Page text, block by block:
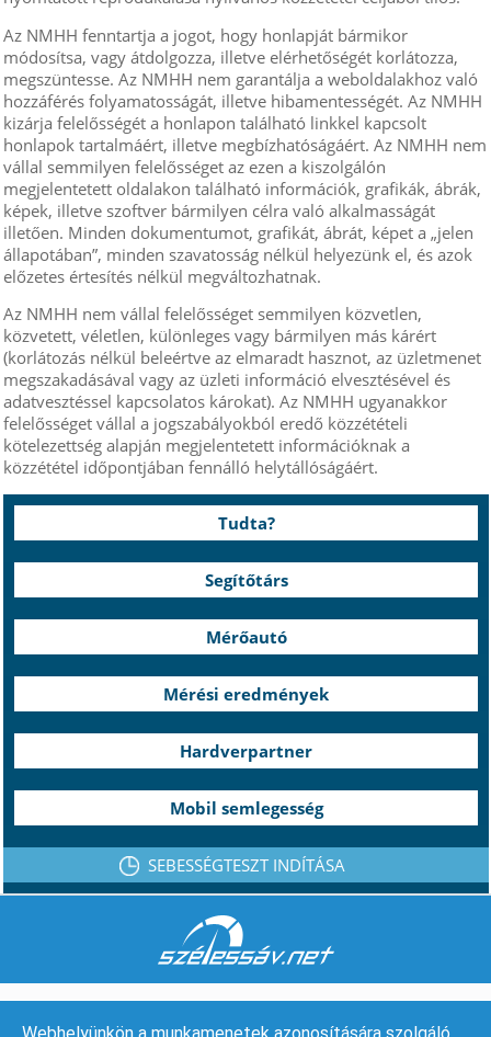
Az NMHH fenntartja a jogot, hogy honlapját bármikor
módosítsa, vagy átdolgozza, illetve elérhetőségét korlátozza,
megszüntesse. Az NMHH nem garantálja a weboldalakhoz való
hozzáférés folyamatosságát, illetve hibamentességét. Az NMHH
kizárja felelősségét a honlapon található linkkel kapcsolt
honlapok tartalmáért, illetve megbízhatóságáért. Az NMHH nem
vállal semmilyen felelősséget az ezen a kiszolgálón
megjelentetett oldalakon található információk, grafikák, ábrák,
képek, illetve szoftver bármilyen célra való alkalmasságát
illetően. Minden dokumentumot, grafikát, ábrát, képet a „jelen
állapotában”, minden szavatosság nélkül helyezünk el, és azok
előzetes értesítés nélkül megváltozhatnak.
Az NMHH nem vállal felelősséget semmilyen közvetlen,
közvetett, véletlen, különleges vagy bármilyen más kárért
(korlátozás nélkül beleértve az elmaradt hasznot, az üzletmenet
megszakadásával vagy az üzleti információ elvesztésével és
adatvesztéssel kapcsolatos károkat). Az NMHH ugyanakkor
felelősséget vállal a jogszabályokból eredő közzétételi
kötelezettség alapján megjelentetett információknak a
közzététel időpontjában fennálló helytállóságáért.
Tudta?
Segítőtárs
Mérőautó
Mérési eredmények
Hardverpartner
Mobil semlegesség
SEBESSÉGTESZT INDÍTÁSA